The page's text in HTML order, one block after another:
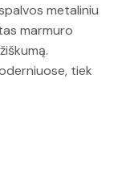
metaliniu
marmuro
tiek